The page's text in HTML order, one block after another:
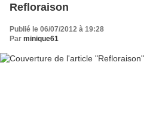
Refloraison
Publié le 06/07/2012 à 19:28
Par minique61